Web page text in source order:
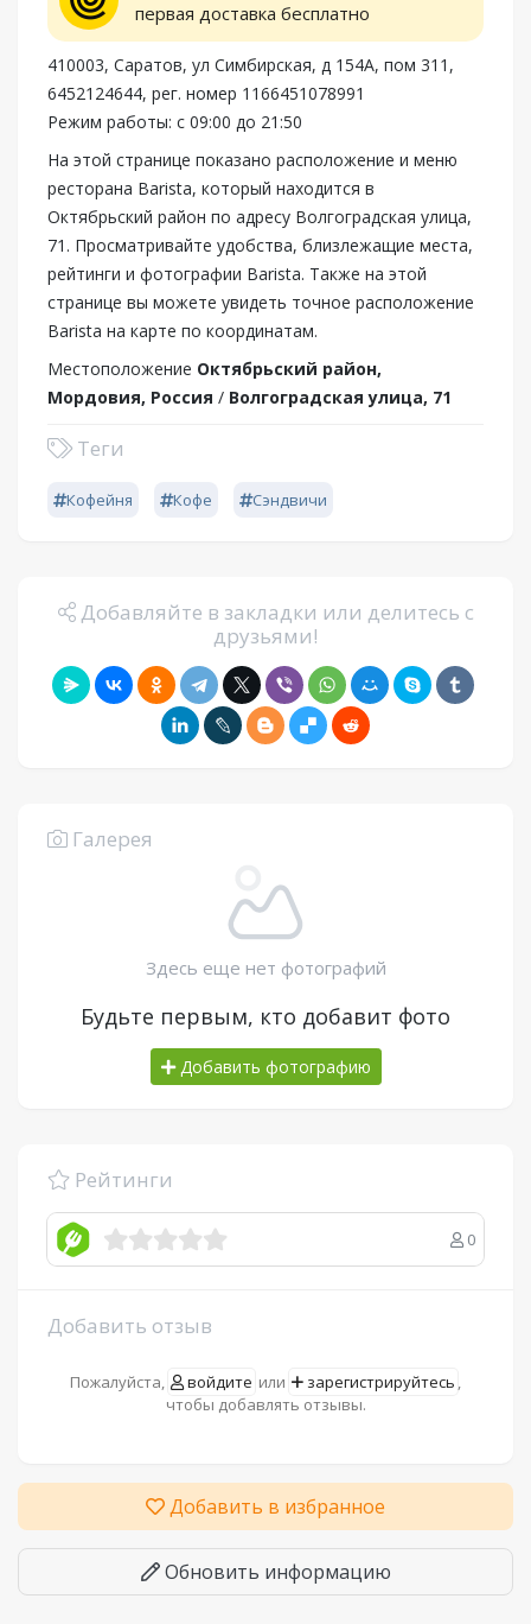
первая доставка бесплатно
410003, Саратов, ул Симбирская, д 154А, пом 311,
6452124644, рег. номер 1166451078991
Режим работы: с 09:00 до 21:50
На этой странице показано расположение и меню
ресторана Barista, который находится в
Октябрьский район по адресу Волгоградская улица,
71. Просматривайте удобства, близлежащие места,
рейтинги и фотографии Barista. Также на этой
странице вы можете увидеть точное расположение
Barista на карте по координатам.
Местоположение Октябрьский район,
Мордовия, Россия / Волгоградская улица, 71
Теги
Кофейня Кофе Сэндвичи
Добавляйте в закладки или делитесь с
друзьями!
Галерея
Здесь еще нет фотографий
Будьте первым, кто добавит фото
Добавить фотографию
Рейтинги
0
Добавить отзыв
Пожалуйста, войдите или зарегистрируйтесь ,
чтобы добавлять отзывы.
Добавить в избранное
Обновить информацию